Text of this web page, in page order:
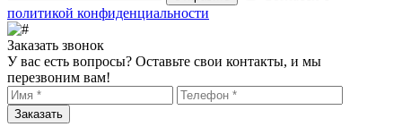
политикой конфиденциальности
Заказать звонок
У вас есть вопросы? Оставьте свои контакты, и мы
перезвоним вам!
Заказать